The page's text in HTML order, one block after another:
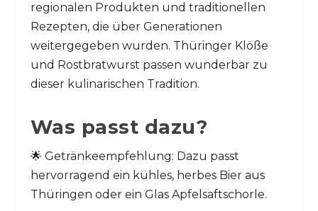
regionalen Produkten und traditionellen
Rezepten, die über Generationen
weitergegeben wurden. Thüringer Klöße
und Rostbratwurst passen wunderbar zu
dieser kulinarischen Tradition.
Was passt dazu?
🌟 Getränkeempfehlung: Dazu passt
hervorragend ein kühles, herbes Bier aus
Thüringen oder ein Glas Apfelsaftschorle.